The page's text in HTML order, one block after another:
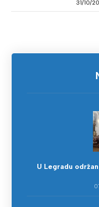
31/10/
U Legradu